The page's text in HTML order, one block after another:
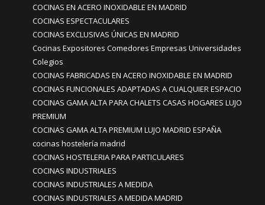
COCINAS EN ACERO INOXIDABLE EN MADRID
COCINAS ESPECTACULARES
COCINAS EXCLUSIVAS ÚNICAS EN MADRID
Cocinas Expositores Comedores Empresas Universidades
Colegios
COCINAS FABRICADAS EN ACERO INOXIDABLE EN MADRID
COCINAS FUNCIONALES ADAPTADAS A CUALQUIER ESPACIO
COCINAS GAMA ALTA PARA CHALETS CASAS HOGARES LUJO
PREMIUM
COCINAS GAMA ALTA PREMIUM LUJO MADRID ESPAÑA
cocinas hostelería madrid
COCINAS HOSTELERIA PARA PARTICULARES
COCINAS INDUSTRIALES
COCINAS INDUSTRIALES A MEDIDA
COCINAS INDUSTRIALES A MEDIDA MADRID